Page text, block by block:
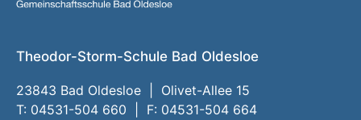
Theodor-Storm-Schule Bad Oldesloe
23843 Bad Oldesloe | Olivet-Allee 15
T: 04531-504 660 | F: 04531-504 664